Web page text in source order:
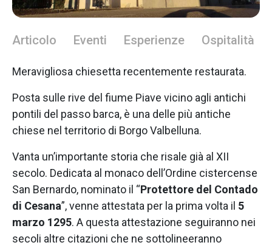
Articolo Eventi Esperienze Ospitalità
Meravigliosa chiesetta recentemente restaurata.
Posta sulle rive del fiume Piave vicino agli antichi
pontili del passo barca, è una delle più antiche
chiese nel territorio di Borgo Valbelluna.
Vanta un’importante storia che risale già al XII
secolo. Dedicata al monaco dell’Ordine cistercense
San Bernardo, nominato il “Protettore del Contado
di Cesana”, venne attestata per la prima volta il 5
marzo 1295. A questa attestazione seguiranno nei
secoli altre citazioni che ne sottolineeranno